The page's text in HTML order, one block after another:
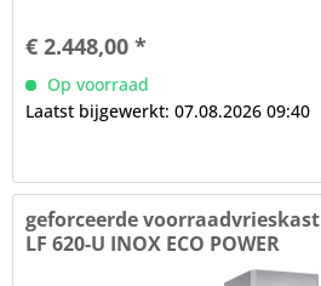
€ 2.448,00 *
Op voorraad
Laatst bijgewerkt: 07.08.2026 09:40
geforceerde voorraadvrieskast
LF 620-U INOX ECO POWER